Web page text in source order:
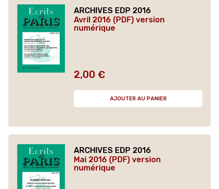
ARCHIVES EDP 2016
Avril 2016 (PDF) version
numérique
Prix
2,00 €
AJOUTER AU PANIER
ARCHIVES EDP 2016
Mai 2016 (PDF) version
numérique